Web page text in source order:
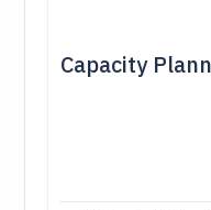
Capacity